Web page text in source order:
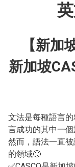
【新加
新加坡
文法是每種語言
言成功的其中一
然而，語法一直
的領域🙄